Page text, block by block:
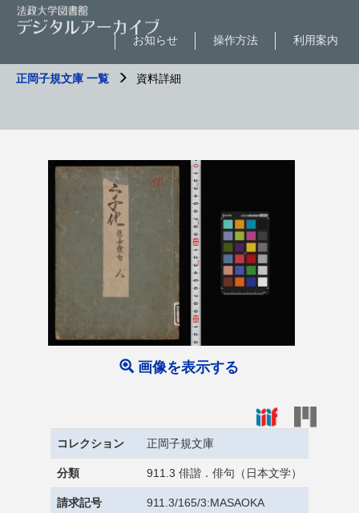
利用案内
操作方法
お知らせ
正岡子規文庫 一覧 資料詳細
画像を表示する
コレクション 正岡子規文庫
分類 911.3 俳諧．俳句（日本文学）
請求記号 911.3/165/3:MASAOKA